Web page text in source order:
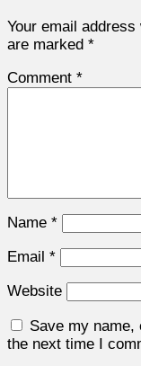
Your email
are marked *
Comment *
Name *
Email *
Website
Save my
the next time I